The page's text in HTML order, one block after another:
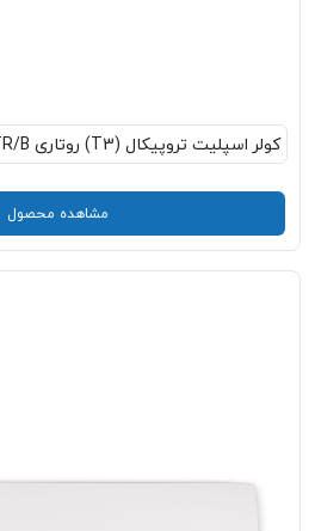
کولر اسپلیت تروپیکال (T3) روتاری IAC-24CH/XA/TR/B
مشاهده محصول